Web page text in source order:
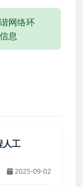
网络环
息
人工
2025-09-02